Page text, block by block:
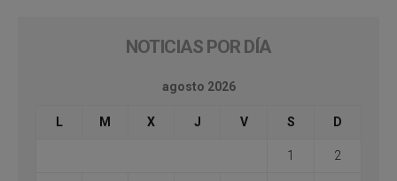
NOTICIAS POR DÍA
agosto 2026
L M X J V S D
1 2